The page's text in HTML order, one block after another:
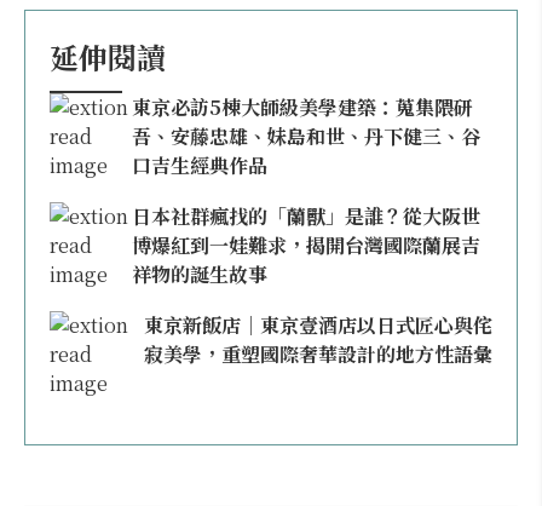
延伸閱讀
東京必訪5棟大師級美學建築：蒐集隈研
吾、安藤忠雄、妹島和世、丹下健三、谷
口吉生經典作品
日本社群瘋找的「蘭獸」是誰？從大阪世
博爆紅到一娃難求，揭開台灣國際蘭展吉
祥物的誕生故事
東京新飯店｜東京壹酒店以日式匠心與侘
寂美學，重塑國際奢華設計的地方性語彙